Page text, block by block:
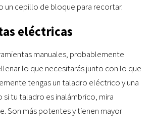
un cepillo de bloque para recortar.
eléctricas
manuales, probablemente
lo que necesitarás junto con lo que
tengas un taladro eléctrico y una
si tu taladro es inalámbrico, mira
Son más potentes y tienen mayor